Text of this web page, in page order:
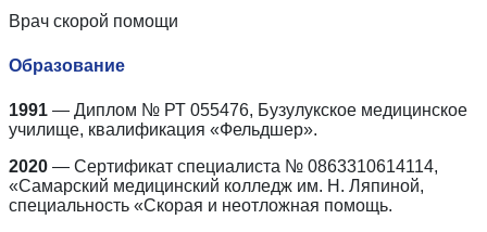
Врач скорой помощи
Образование
1991 — Диплом № РТ 055476, Бузулукское медицинское
училище, квалификация «Фельдшер».
2020 — Сертификат специалиста № 0863310614114,
«Самарский медицинский колледж им. Н. Ляпиной,
специальность «Скорая и неотложная помощь.